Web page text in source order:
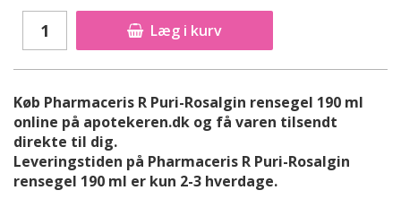
Læg i kurv
Køb Pharmaceris R Puri-Rosalgin rensegel 190 ml
online på apotekeren.dk og få varen tilsendt
direkte til dig.
Leveringstiden på Pharmaceris R Puri-Rosalgin
rensegel 190 ml er kun 2-3 hverdage.